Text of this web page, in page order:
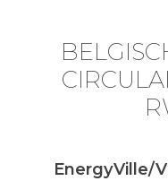
EnergyVille/